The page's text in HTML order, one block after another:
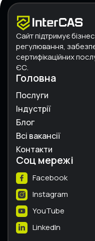
Сайт підтримує
регулювання,
сертифікаційних
ЄС.
Головна
Послуги
Індустрії
Блог
Всі вакансії
Контакти
Соц мережі
Facebook
Instagram
YouTube
LinkedIn